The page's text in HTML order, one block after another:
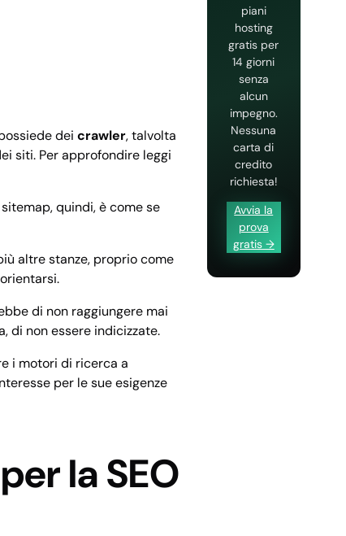
dei crawler, talvolta
siti. Per approfondire leggi
quindi, è come se
altre stanze, proprio come
di non raggiungere mai
di non essere indicizzate.
i motori di ricerca a
per le sue esigenze
la SEO
piani
hosting
gratis per
14 giorni
senza
alcun
impegno.
Nessuna
carta di
credito
richiesta!
Avvia la
prova
gratis →